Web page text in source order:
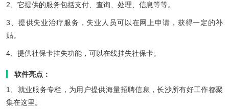
2、它提供的服务包括支付、查询、处理、信息等等。
3、提供失业治疗服务，失业人员可以在网上申请，获得一定的补
贴。
4、提供社保卡挂失功能，可以在线挂失社保卡。
软件亮点：
1、就业服务专栏，为用户提供海量招聘信息，长沙所有好工作都聚
集在这里。